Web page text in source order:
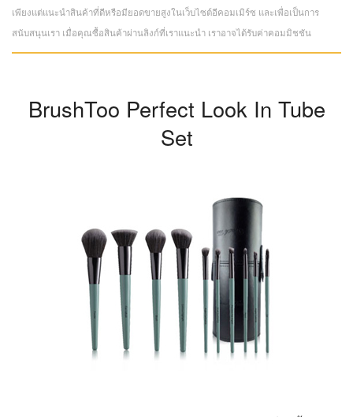
เพียงแต่แนะนำสินค้าที่ดีหรือมียอดขายสูงในเว็บไซต์อีคอมเมิร์ซ และเพื่อเป็นการ
สนับสนุนเรา เมื่อคุณซื้อสินค้าผ่านลิงก์ที่เราแนะนำ เราอาจได้รับค่าคอมมิชชัน
BrushToo Perfect Look In Tube
Set